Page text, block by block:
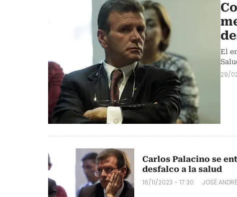
El
29/
Carlos Palacino se
desfalco a la salud
16/11/2023 - 17:30 JOSÉ